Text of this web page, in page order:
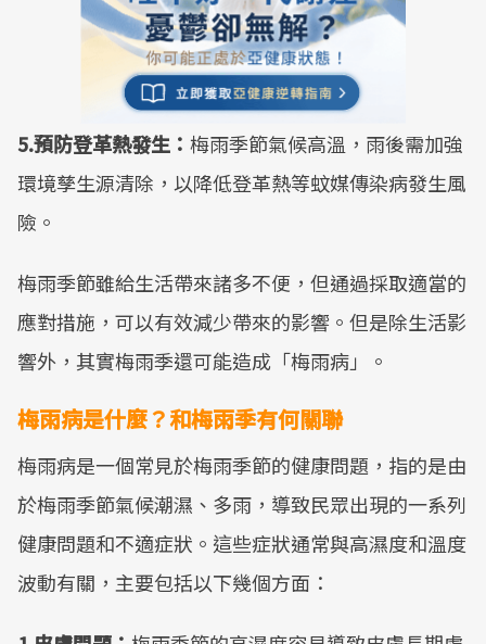
5.預防登革熱發生： 梅雨季節氣候高溫，雨後需加強
環境孳生源清除，以降低登革熱等蚊媒傳染病發生風
險。
梅雨季節雖給生活帶來諸多不便，但通過採取適當的
應對措施，可以有效減少帶來的影響。但是除生活影
響外，其實梅雨季還可能造成「梅雨病」。
梅雨病是什麼？和梅雨季有何關聯
梅雨病是一個常見於梅雨季節的健康問題，指的是由
於梅雨季節氣候潮濕、多雨，導致民眾出現的一系列
健康問題和不適症狀。這些症狀通常與高濕度和溫度
波動有關，主要包括以下幾個方面：